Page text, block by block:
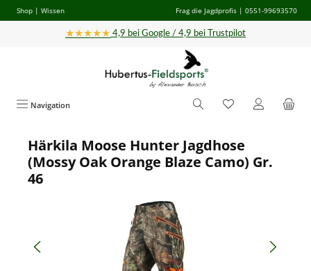
Zum Hauptinhalt springen
Shop | Wissen Frag die Jagdprofis | 0551-99693570
★★★★★ 4,9 bei Google / 4,9 bei Trustpilot
Navigation
Bildergalerie überspringen
Härkila Moose Hunter Jagdhose
(Mossy Oak Orange Blaze Camo) Gr.
46